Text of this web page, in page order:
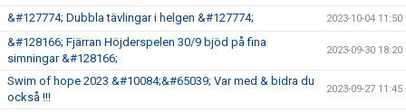
&#127774; Dubbla tävlingar i helgen &#127774; 2023-10-04 11:50
&#128166; Fjärran Höjderspelen 30/9 bjöd på fina
simningar &#128166;
2023-09-30 18:20
Swim of hope 2023 &#10084;&#65039; Var med & bidra du
också !!!
2023-09-27 11:45